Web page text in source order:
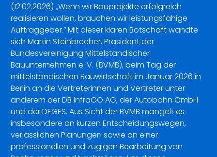
(12.02.2026) „Wenn wir Bauprojekte erfolgreich
realisieren wollen, brauchen wir leistungsfähige
Auftraggeber.“ Mit dieser klaren Botschaft wandte
sich Martin Steinbrecher, Präsident der
Bundesvereinigung Mittelständischer
Bauunternehmen e. V. (BVMB), beim Tag der
mittelständischen Bauwirtschaft im Januar 2026 in
Berlin an die Vertreterinnen und Vertreter unter
anderem der DB InfraGO AG, der Autobahn GmbH
und der DEGES. Aus Sicht der BVMB mangelt es
insbesondere an kurzen Entscheidungswegen,
verlässlichen Planungen sowie an einer
professionellen und zügigen Bearbeitung von